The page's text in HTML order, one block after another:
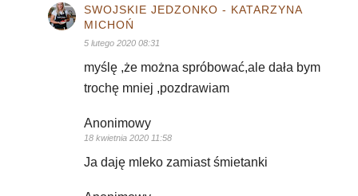
SWOJSKIE JEDZONKO - KATARZYNA
MICHOŃ
5 lutego 2020 08:31
myślę ,że można spróbować,ale dała bym
trochę mniej ,pozdrawiam
Anonimowy
18 kwietnia 2020 11:58
Ja daję mleko zamiast śmietanki